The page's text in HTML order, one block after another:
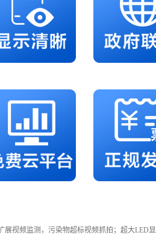
视频监测，污染物超标视频抓拍；超大LED